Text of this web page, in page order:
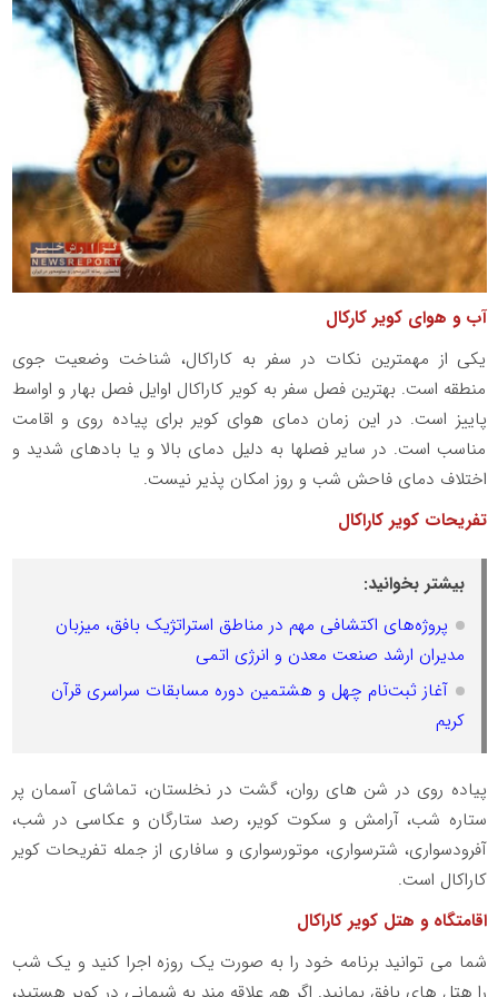
آب و هوای کویر کارکال
یکی از مهمترین نکات در سفر به کاراکال، شناخت وضعیت جوی
منطقه است. بهترین فصل سفر به کویر کاراکال اوایل فصل بهار و اواسط
پاییز است. در این زمان دمای هوای کویر برای پیاده روی و اقامت
مناسب است. در سایر فصلها به دلیل دمای بالا و یا بادهای شدید و
اختلاف دمای فاحش شب و روز امکان پذیر نیست.
تفریحات کویر کاراکال
بیشتر بخوانید:
پروژه‌های اکتشافی مهم در مناطق استراتژیک بافق، میزبان
مدیران ارشد صنعت معدن و انرژی اتمی
آغاز ثبت‌نام چهل‌ و هشتمین دوره مسابقات سراسری قرآن
کریم
پیاده روی در شن های روان، گشت در نخلستان، تماشای آسمان پر
ستاره شب، آرامش و سکوت کویر، رصد ستارگان و عکاسی در شب،
آفرودسواری، شترسواری، موتورسواری و سافاری از جمله تفریحات کویر
کاراکال است.
اقامتگاه و هتل کویر کاراکال
شما می توانید برنامه خود را به صورت یک روزه اجرا کنید و یک شب